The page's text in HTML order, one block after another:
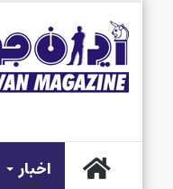
خانه اخبار